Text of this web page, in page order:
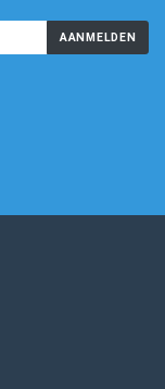
AANMELDEN